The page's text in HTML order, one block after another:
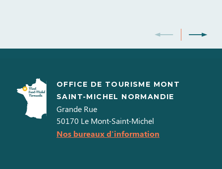
OFFICE DE TOURISME MONT
SAINT-MICHEL NORMANDIE
Grande Rue
50170 Le Mont-Saint-Michel
Nos bureaux d'information